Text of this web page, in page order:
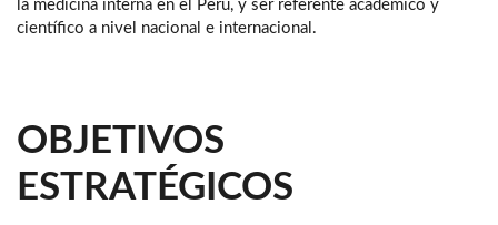
la medicina interna en el Perú, y ser referente académico y
científico a nivel nacional e internacional.
OBJETIVOS
ESTRATÉGICOS